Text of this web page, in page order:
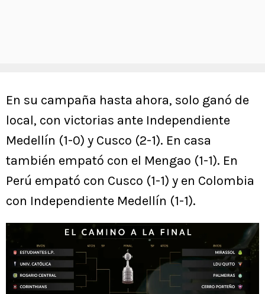
En su campaña hasta ahora, solo ganó de
local, con victorias ante Independiente
Medellín (1-0) y Cusco (2-1). En casa
también empató con el Mengao (1-1). En
Perú empató con Cusco (1-1) y en Colombia
con Independiente Medellín (1-1).